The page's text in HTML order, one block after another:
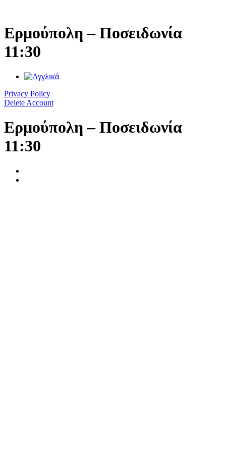
περιεχόμενο
Ερμούπολη – Ποσειδωνία
11:30
Privacy Policy
Delete Account
Ερμούπολη – Ποσειδωνία
11:30